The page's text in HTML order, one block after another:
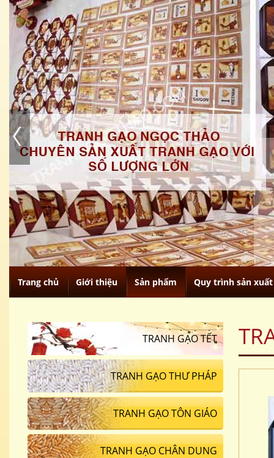
Trang chủ Giới thiệu Sản phẩm Quy trình sản xuất
TRANH GẠO TẾT
TRANH GẠO THƯ PHÁP
TRANH GẠO TÔN GIÁO
TRANH GẠO CHÂN DUNG